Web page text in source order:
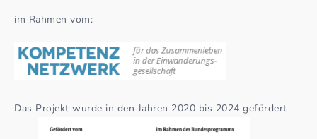
im Rahmen vom:
Das Projekt wurde in den Jahren 2020 bis 2024 gefördert